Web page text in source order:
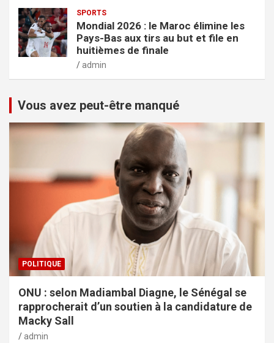
SPORTS
Mondial 2026 : le Maroc élimine les
Pays-Bas aux tirs au but et file en
huitièmes de finale
admin
Vous avez peut-être manqué
POLITIQUE
ONU : selon Madiambal Diagne, le Sénégal se
rapprocherait d’un soutien à la candidature de
Macky Sall
admin